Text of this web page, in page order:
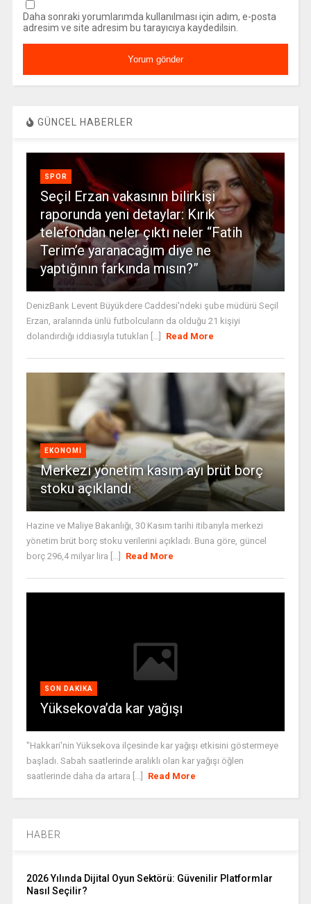
Daha sonraki yorumlarımda kullanılması için adım, e-posta
adresim ve site adresim bu tarayıcıya kaydedilsin.
GÜNCEL HABERLER
SPOR
Seçil Erzan vakasının bilirkişi
raporunda yeni detaylar: Kırık
telefondan neler çıktı neler “Fatih
Terim’e yaranacağım diye ne
yaptığının farkında mısın?”
DenizBank Levent Büyükdere Caddesi'ndeki şube müdürü Seçil
Erzan, aralarında ünlü futbolcuların da olduğu 21 kişiyi
dolandırdığı iddiasıyla tutuklan [...]
Read More
EKONOMI
Merkezi yönetim kasım ayı brüt borç
stoku açıklandı
Hazine ve Maliye Bakanlığı, 30 Kasım tarihi itibarıyla merkezi
yönetim brüt borç stoku verilerini açıkladı. Buna göre, güncel
borç 296,4 milyar lira [...]
Read More
SON DAKIKA
Yüksekova’da kar yağışı
"Hakkari'nin Yüksekova ilçesinde kar yağışı etkisini göstermeye
başladı. Sabah saatlerinde aralıklı olan kar yağışı öğlen
saatlerinde daha da artara [...]
Read More
HABER
2026 Yılında Dijital Oyun Sektörü: Güvenilir Platformlar
Nasıl Seçilir?